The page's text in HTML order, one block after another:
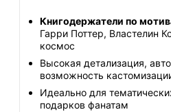
Книгодержатели по
Гарри Поттер, Властелин
космос
Высокая детализация,
возможность
Идеально для
подарков фанатам